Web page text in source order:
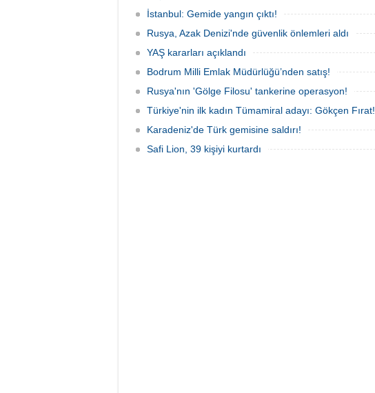
İstanbul: Gemide yangın çıktı!
Rusya, Azak Denizi'nde güvenlik önlemleri aldı
YAŞ kararları açıklandı
Bodrum Milli Emlak Müdürlüğü’nden satış!
Rusya'nın 'Gölge Filosu' tankerine operasyon!
Türkiye'nin ilk kadın Tümamiral adayı: Gökçen Fırat!
Karadeniz'de Türk gemisine saldırı!
Safi Lion, 39 kişiyi kurtardı